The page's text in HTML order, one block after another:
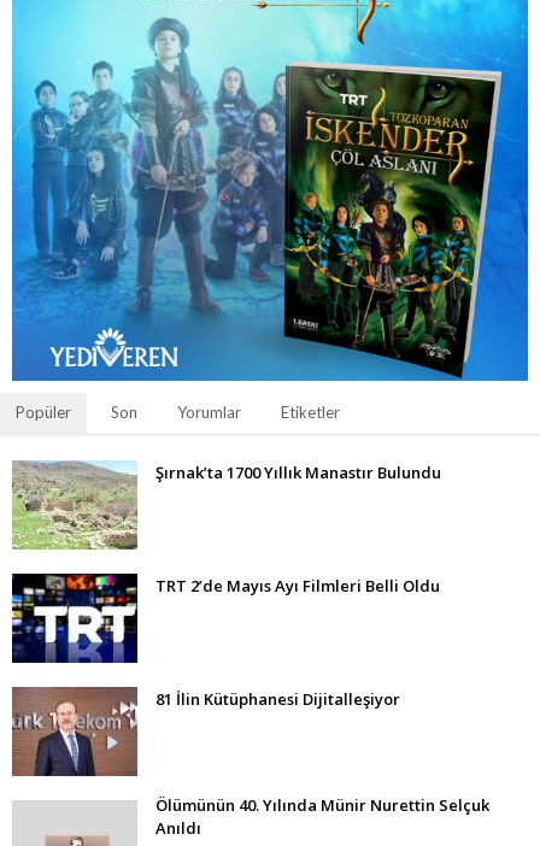
Popüler Son Yorumlar Etiketler
Şırnak’ta 1700 Yıllık Manastır Bulundu
TRT 2’de Mayıs Ayı Filmleri Belli Oldu
81 İlin Kütüphanesi Dijitalleşiyor
Ölümünün 40. Yılında Münir Nurettin Selçuk
Anıldı